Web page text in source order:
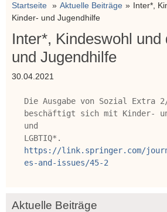
Startseite Aktuelle Beiträge
Inter*,
Kinder- und Jugendhilfe
Inter*, Kindeswohl und
und Jugendhilfe
30.04.2021
Die Ausgabe von Sozial Extra 2/
beschäftigt sich mit Kinder-
und
https://link.springer.com/
es-and-issues/45-2
Aktuelle Beiträge